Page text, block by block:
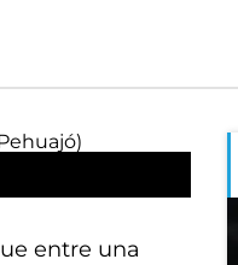
entre una